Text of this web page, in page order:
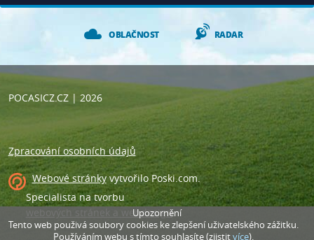
OBLAČNOST RADAR
POCASICZ.CZ| 2026
Zpracování osobních údajů
Webové stránkyvytvořilo Poski.com.
Specialista na tvorbu
webových stránek a webdesign.
Upozornění
Tento web použivá soubory cookies ke zlepšení uživatelského zážitku.
Používáním webu s tímto souhlasíte (zjistitvíce).